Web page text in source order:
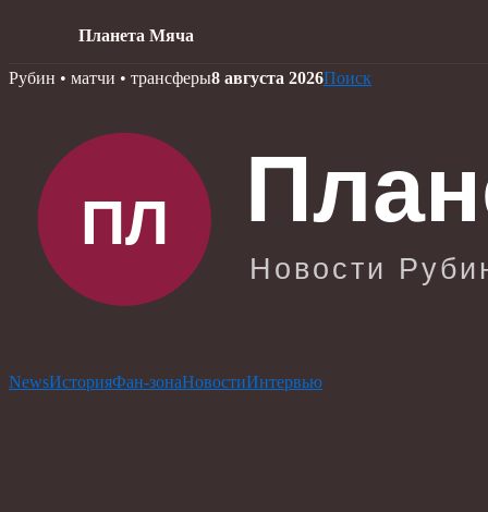
Планета Мяча
Skip
Рубин • матчи • трансферы8 августа 2026Поиск
NewsИсторияФан-зонаНовостиИнтервью